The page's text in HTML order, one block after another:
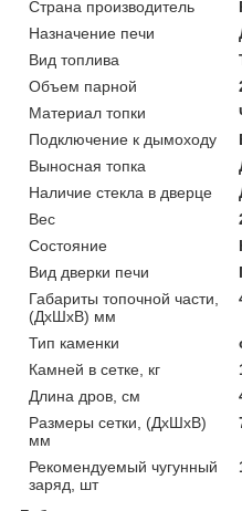
Страна производитель
Назначение печи
Вид топлива
Объем парной
Материал топки
Подключение к дымоходу
Выносная топка
Наличие стекла в дверце
Вес
Состояние
Вид дверки печи
Габариты топочной части,
(ДхШхВ) мм
Тип каменки
Камней в сетке, кг
Длина дров, см
Размеры сетки, (ДхШхВ)
мм
Рекомендуемый чугунный
заряд, шт